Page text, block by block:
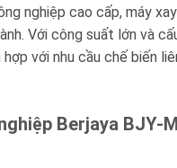
nghiệp cao cấp, máy
Với công suất lớn và
với nhu cầu chế biến
Berjaya BJY-